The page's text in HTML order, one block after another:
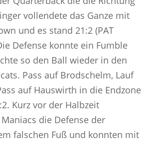
vollendete das Ganze mit
und es stand 21:2 (PAT
Defense konnte ein Fumble
so den Ball wieder in den
Pass auf Brodschelm, Lauf
auf Hauswirth in die Endzone
Kurz vor der Halbzeit
die Defense der
falschen Fuß und konnten mit